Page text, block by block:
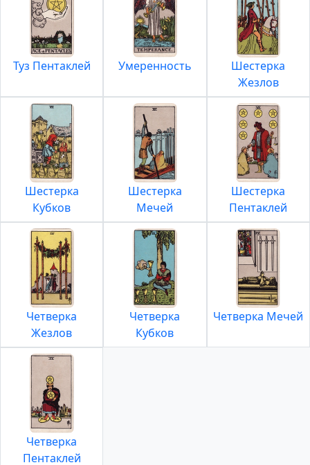
Туз Пентаклей Умеренность
Шестерка
Жезлов
Шестерка
Кубков
Шестерка
Мечей
Шестерка
Пентаклей
Четверка
Жезлов
Четверка
Кубков
Четверка Мечей
Четверка
Пентаклей